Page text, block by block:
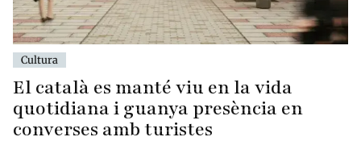
Cultura
El català es manté viu en la vida
quotidiana i guanya presència en
converses amb turistes